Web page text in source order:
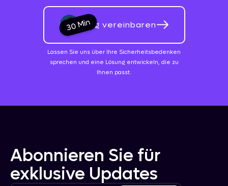
Beratung vereinbaren
30 Min
Lassen Sie uns über Ihre Sicherheitsbedenken
sprechen und eine Lösung entwickeln, die zu
Ihnen passt.
Abonnieren Sie für
exklusive Updates